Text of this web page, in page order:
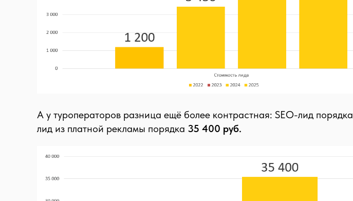
А у туроператоров разница ещё более контрастная: SEO-лид порядка
лид из платной рекламы порядка 35 400 руб.